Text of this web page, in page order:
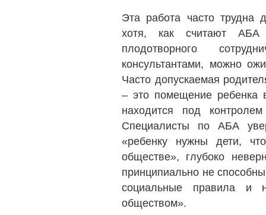
Эта работа часто трудна
хотя, как считают
плодотворного
консультантами, можно
Часто допускаемая
– это помещение ребенка
находится под
Специалисты по АБА
«ребенку нужны дети,
обществе», глубоко
принципиально не
социальные правила и
обществом».